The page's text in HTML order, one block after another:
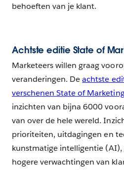
behoeften van je klant.
Achtste editie State of
Marketeers willen graag
veranderingen. Deachtste
verschenen State of
inzichten van bijna 6000
van over de hele wereld.
prioriteiten, uitdagingen en
kunstmatige intelligentie
hogere verwachtingen van